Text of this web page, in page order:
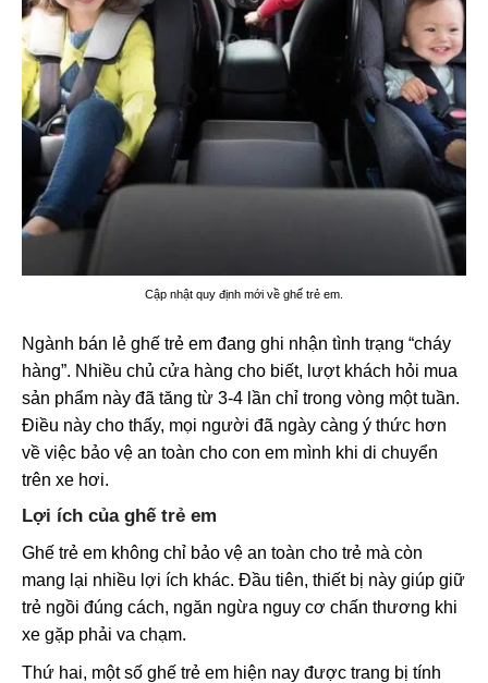
Cập nhật quy định mới về ghế trẻ em.
Ngành bán lẻ ghế trẻ em đang ghi nhận tình trạng “cháy
hàng”. Nhiều chủ cửa hàng cho biết, lượt khách hỏi mua
sản phẩm này đã tăng từ 3-4 lần chỉ trong vòng một tuần.
Điều này cho thấy, mọi người đã ngày càng ý thức hơn
về việc bảo vệ an toàn cho con em mình khi di chuyển
trên xe hơi.
Lợi ích của ghế trẻ em
Ghế trẻ em không chỉ bảo vệ an toàn cho trẻ mà còn
mang lại nhiều lợi ích khác. Đầu tiên, thiết bị này giúp giữ
trẻ ngồi đúng cách, ngăn ngừa nguy cơ chấn thương khi
xe gặp phải va chạm.
Thứ hai, một số ghế trẻ em hiện nay được trang bị tính